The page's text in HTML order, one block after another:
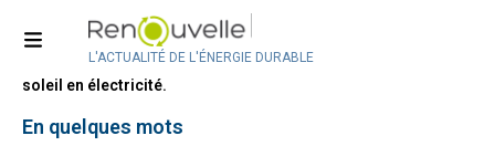
L'ACTUALITÉ DE L'ÉNERGIE DURABLE
ABC du solaire photovoltaïque
La technologie solaire photovoltaïque convertit l’énergie du
soleil en électricité.
En quelques mots